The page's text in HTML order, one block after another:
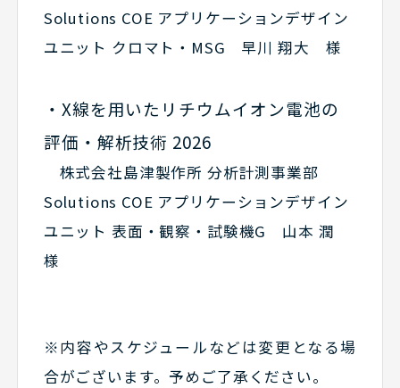
Solutions COE アプリケーションデザイン
ユニット クロマト・MSG 早川 翔大 様
・X線を用いたリチウムイオン電池の
評価・解析技術 2026
株式会社島津製作所 分析計測事業部
Solutions COE アプリケーションデザイン
ユニット 表面・観察・試験機G 山本 潤
様
※内容やスケジュールなどは変更となる場
合がございます。予めご了承ください。